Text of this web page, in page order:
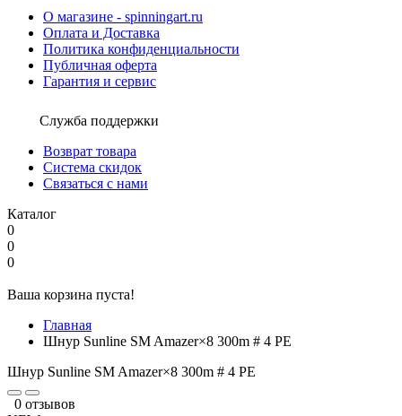
О магазине - spinningart.ru
Оплата и Доставка
Политика конфиденциальности
Публичная оферта
Гарантия и сервис
Служба поддержки
Возврат товара
Система скидок
Связаться с нами
Каталог
0
0
0
Ваша корзина пуста!
Главная
Шнур Sunline SM Amazer×8 300m # 4 PE
Шнур Sunline SM Amazer×8 300m # 4 PE
0 отзывов